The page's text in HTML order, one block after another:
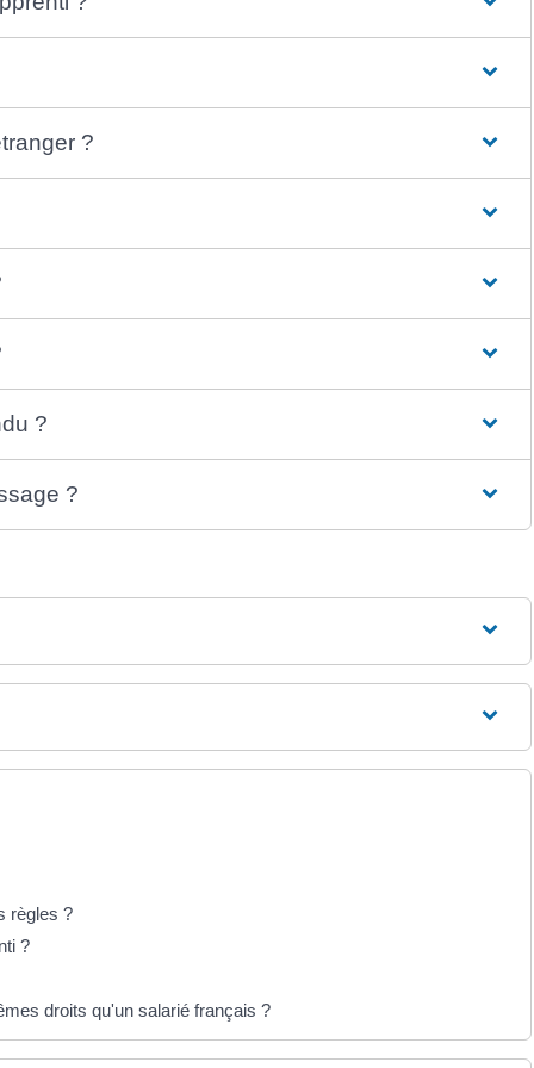
?
?
?
règles ?
?
droits qu'un salarié français ?